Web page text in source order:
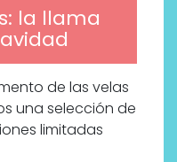
la llama
de las velas
una selección de
limitadas